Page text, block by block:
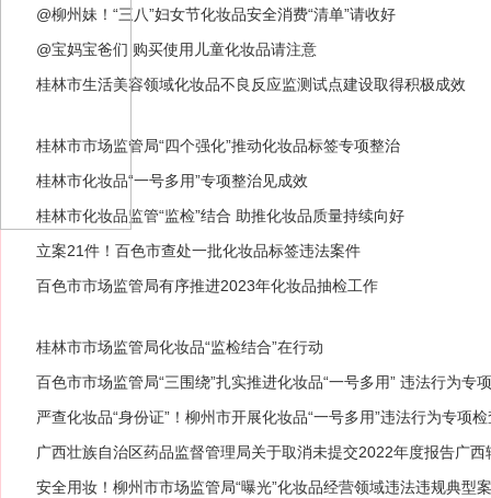
@柳州妹！“三八”妇女节化妆品安全消费“清单”请收好
@宝妈宝爸们 购买使用儿童化妆品请注意
桂林市生活美容领域化妆品不良反应监测试点建设取得积极成效
桂林市市场监管局“四个强化”推动化妆品标签专项整治
桂林市化妆品“一号多用”专项整治见成效
桂林市化妆品监管“监检”结合 助推化妆品质量持续向好
立案21件！百色市查处一批化妆品标签违法案件
百色市市场监管局有序推进2023年化妆品抽检工作
桂林市市场监管局化妆品“监检结合”在行动
百色市市场监管局“三围绕”扎实推进化妆品“一号多用” 违法行为专
严查化妆品“身份证”！柳州市开展化妆品“一号多用”违法行为专项检
广西壮族自治区药品监督管理局关于取消未提交2022年度报告广
期）
安全用妆！柳州市市场监管局“曝光”化妆品经营领域违法违规典型